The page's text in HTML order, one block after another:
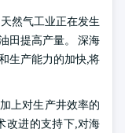
然气工业正在发生
田提高产量。 深海
生产能力的加快,将
上对生产井效率的
改进的支持下,对海